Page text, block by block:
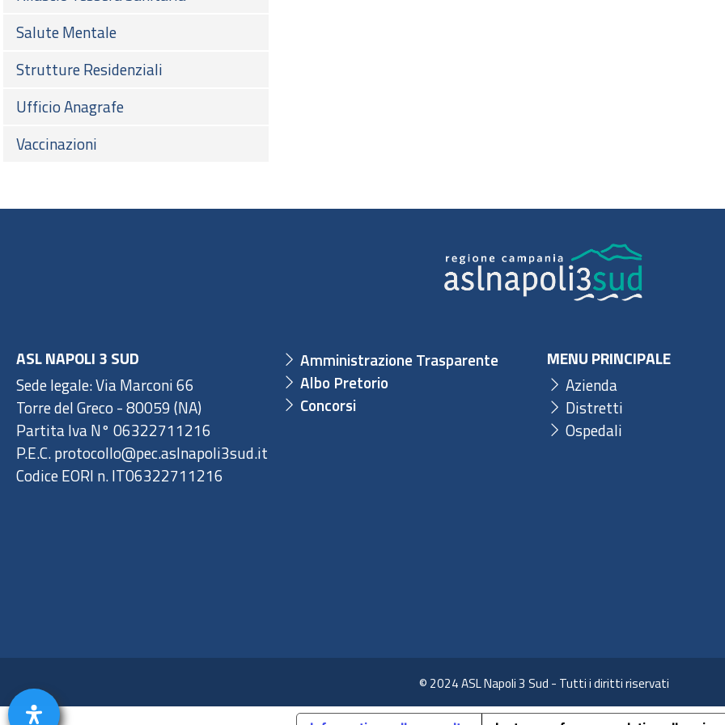
Salute Mentale
Strutture Residenziali
Ufficio Anagrafe
Vaccinazioni
ASL NAPOLI 3 SUD
Sede legale: Via Marconi 66
Torre del Greco - 80059 (NA)
Partita Iva N° 06322711216
P.E.C. protocollo@pec.aslnapoli3sud.it
Codice EORI n. IT06322711216
Amministrazione Trasparente
Albo Pretorio
Concorsi
MENU PRINCIPALE
Azienda
Distretti
Ospedali
© 2024 ASL Napoli 3 Sud - Tutti i diritti riservati